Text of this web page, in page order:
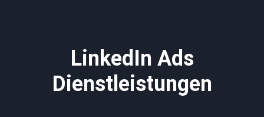
LinkedIn Ads
Dienstleistungen